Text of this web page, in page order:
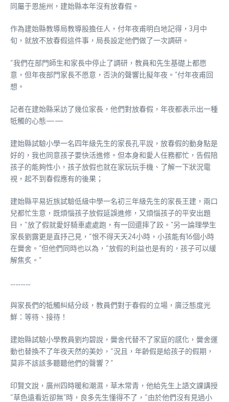
同屬于恩施州，建始縣本年沒有放春假。
作為建始縣教導局教導股擔任人，付年夜甫明白地記得，3月中
旬，就放不放春假這件事，局長設定他們做了一次調研。
“我們在部門師生和家長中停止了調研，教員和先生基礎上都愿
意，但年夜部門家長不愿意，否決的聲響比擬年夜。”付年夜甫回
想。
記者在建始縣采訪了幾位家長，他們對放春假，年夜都表示出一種
牴觸的心態——
建始縣試驗小學一名四年級先生的家長孔平說，放春假的動身點是
好的，我也同意孩子要快活進修。但本身和愛人任務都忙，告假陪
孩子的能夠性小，孩子放假也就在家玩玩手機、了解一下狀況電
視，起不到春假應有的後果；
建始縣平易近族試驗低級中學一名初三年級先生的家長王建，兩口
兒都忙生意，既煩惱孩子放假延誤進修，又煩惱孩子的平安出題
目，“放了假就愛好騎車處處跑，有一回還摔了跤。”另一論理學生
家長劉露更是直抒己見，“恨不得天天24小時，小孩能有16個小時
在黌舍。”但他們同時也以為，“放假的利益也是有的，孩子可以緩
解焦炙。”
…………
與家長們的牴觸糾結分歧，教員們對于春假的立場，廣泛態度光
鮮：等待、接待！
建始縣試驗小學教員劉均碧說，黌舍代替不了家庭的感化，黌舍運
動也替換不了年夜天然的美妙，“況且，年齡假是給孩子的假期，
莫非不該該多聽聽他們的聲響？”
印賢文說，廣州四時暖和潮濕，草木常青，他給先生上語文課講授
“草色遠看近卻無”時，良多先生懂得不了，“由於他們沒有見過小